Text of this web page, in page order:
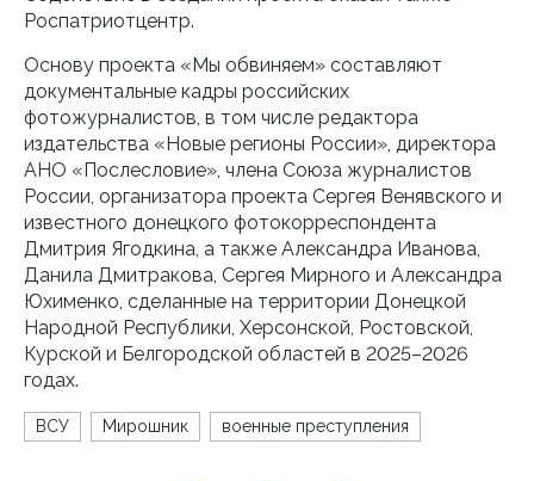
Роспатриотцентр.
Основу проекта «Мы обвиняем» составляют
документальные кадры российских
фотожурналистов, в том числе редактора
издательства «Новые регионы России», директора
АНО «Послесловие», члена Союза журналистов
России, организатора проекта Сергея Венявского и
известного донецкого фотокорреспондента
Дмитрия Ягодкина, а также Александра Иванова,
Данила Дмитракова, Сергея Мирного и Александра
Юхименко, сделанные на территории Донецкой
Народной Республики, Херсонской, Ростовской,
Курской и Белгородской областей в 2025–2026
годах.
ВСУ Мирошник военные преступления